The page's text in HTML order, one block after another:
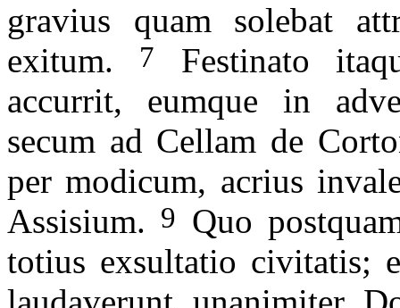
gravius quam solebat
exitum.
7
Festinato
accurrit, eumque in
secum ad Cellam de
per modicum, acrius
Assisium. 9 Quo
totius exsultatio civitatis;